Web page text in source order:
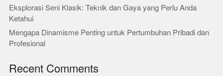
Eksplorasi Seni Klasik: Teknik dan Gaya yang Perlu Anda
Ketahui
Mengapa Dinamisme Penting untuk Pertumbuhan Pribadi dan
Profesional
Recent Comments